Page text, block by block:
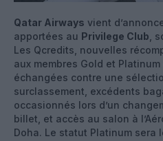
Qatar Airways vient
apportées au Privilege Club ,
Les Qcredits, nouvelles
aux membres Gold et
échangées contre une
surclassement, excédents
occasionnés lors d’un
billet, et accès au salon à
Doha. Le statut Platinum sera